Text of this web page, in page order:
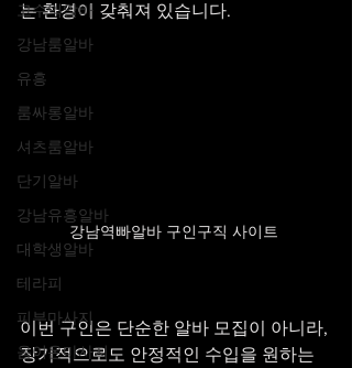
고수익알바
강남룸알바
유흥
룸싸롱알바
셔츠룸알바
단기알바
강남유흥알바
대학생알바
테라피
피부마사지
음이온마사지
는 환경이 갖춰져 있습니다.
강남역빠알바 구인구직 사이트
이번 구인은 단순한 알바 모집이 아니라,
장기적으로도 안정적인 수입을 원하는